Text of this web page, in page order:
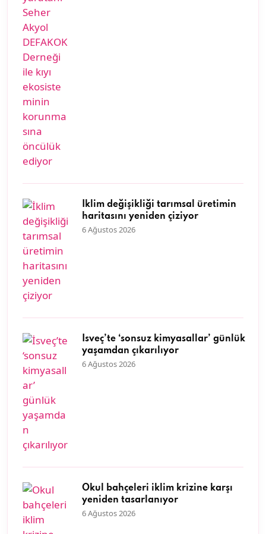
İklim değişikliği tarımsal üretimin
haritasını yeniden çiziyor
6 Ağustos 2026
İsveç’te ‘sonsuz kimyasallar’ günlük
yaşamdan çıkarılıyor
6 Ağustos 2026
Okul bahçeleri iklim krizine karşı
yeniden tasarlanıyor
6 Ağustos 2026